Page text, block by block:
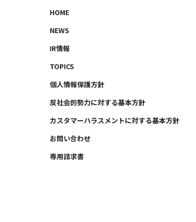
HOME
NEWS
IR情報
TOPICS
個人情報保護方針
反社会的勢力に対する基本方針
カスタマーハラスメントに対する基本方針
お問い合わせ
専用請求書